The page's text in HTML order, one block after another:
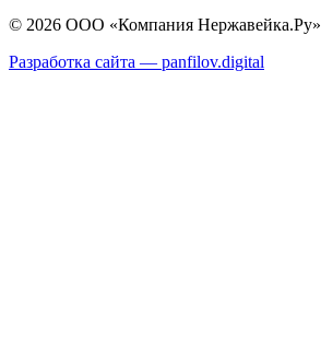
© 2026 ООО «Компания Нержавейка.Ру»
Разработка сайта — panfilov.digital